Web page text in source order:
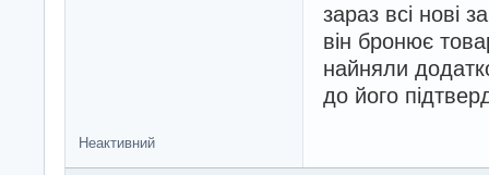
зараз всі нові
він бронює
найняли
до його
Неактивний